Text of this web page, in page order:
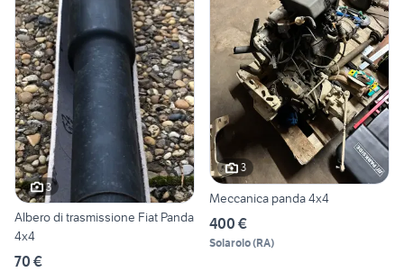
3
Albero di trasmissione Fiat Panda
4x4
70 €
3
Meccanica panda 4x4
400 €
Solarolo(RA)